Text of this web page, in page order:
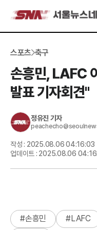
스포츠 축구
손흥민, LAFC
발표 기자회견"
정유진 기자
작성 : 2025.08.06 04:16:03
업데이트 : 2025.08.06
#손흥민 #LAFC